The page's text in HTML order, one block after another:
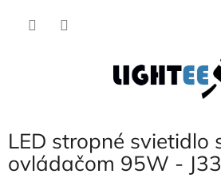
LED stropné svietidlo
ovládačom 95W -